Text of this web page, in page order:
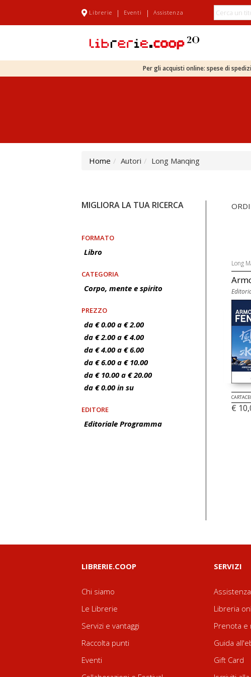
Librerie | Eventi | Assistenza
Per gli acquisti online: spese di
Home Autori Long Manqing
MIGLIORA LA TUA RICERCA
FORMATO
Libro
CATEGORIA
Corpo, mente e spirito
PREZZO
da € 0.00 a € 2.00
da € 2.00 a € 4.00
da € 4.00 a € 6.00
da € 6.00 a € 10.00
da € 10.00 a € 20.00
da € 0.00 in su
EDITORE
Editoriale Programma
Long
€
LIBRERIE.COOP
Chi siamo
Le Librerie
Servizi e vantaggi
Raccolta punti
Eventi
SERVIZI
Libreria
Prenota e
Guida
Gift Card